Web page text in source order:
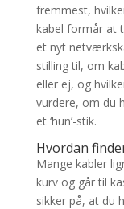
fremmest,
kabel formår at
et nyt
stilling til, om
eller ej, og
vurdere, om du
et ‘hun’-stik.
Hvordan
Mange kabler
kurv og går til
sikker på, at du